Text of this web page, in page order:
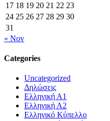
17 18 19 20 21 22 23
24 25 26 27 28 29 30
31
« Nov
Categories
Uncategorized
Δηλώσεις
Ελληνική Α1
Ελληνική Α2
Ελληνικό Κύπελλο